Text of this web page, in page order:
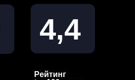
Рейтинг
4,4